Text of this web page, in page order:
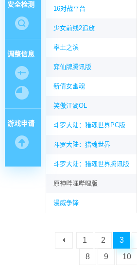
安全检测
调整信息
游戏申请
16对战平台
少女前线2追放
率土之滨
弈仙牌腾讯版
新倩女幽魂
笑傲江湖OL
斗罗大陆：猎魂世界PC版
斗罗大陆：猎魂世界
斗罗大陆：猎魂世界腾讯版
原神哔哩哔哩版
漫威争锋
1 2 3
8
9 10